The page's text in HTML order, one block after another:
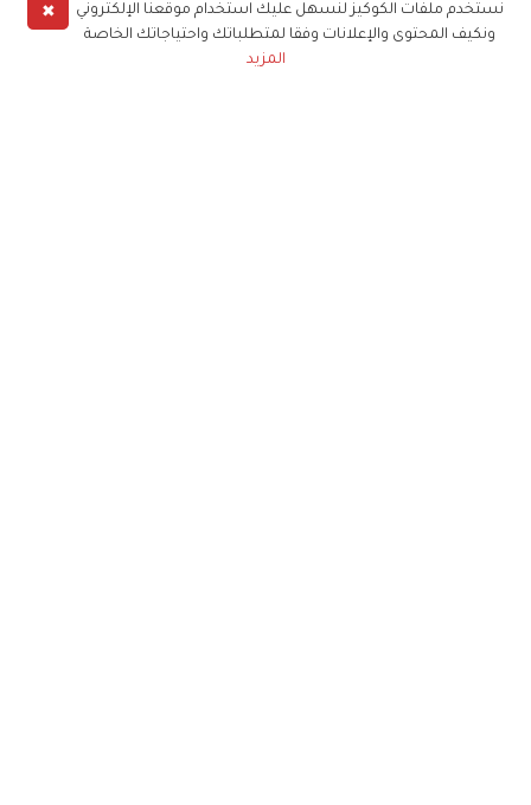
✖
نستخدم ملفات الكوكيز لنسهل عليك استخدام موقعنا الإلكتروني
ونكيف المحتوى والإعلانات وفقا لمتطلباتك واحتياجاتك الخاصة
المزيد